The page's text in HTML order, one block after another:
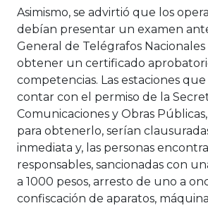
Asimismo, se advirtió que los
debían presentar un examen
General de Telégrafos
obtener un certificado
competencias. Las estaciones
contar con el permiso de la
Comunicaciones y Obras
para obtenerlo, serían
inmediata y, las personas
responsables, sancionadas con
a 1000 pesos, arresto de uno a
confiscación de aparatos,